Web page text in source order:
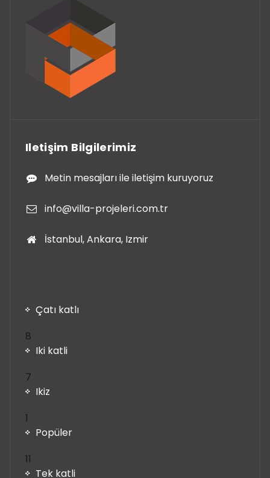
Iletişim Bilgilerimiz
Metin mesajları ile iletişim kuruyoruz
info@villa-projeleri.com.tr
İstanbul, Ankara, Izmir
Çatı katlı
8
ürün
Iki katli
7
ürün
Ikiz
1
ürün
Popüler
11
ürün
Tek katli